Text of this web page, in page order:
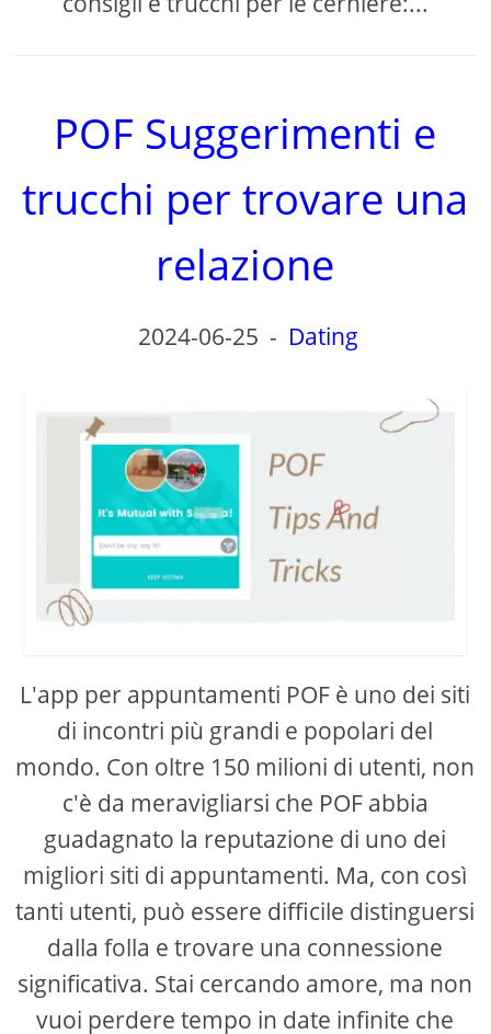
POF Suggerimenti e
trucchi per trovare una
relazione
2024-06-25 - Dating
L'app per appuntamenti POF è uno dei siti
di incontri più grandi e popolari del
mondo. Con oltre 150 milioni di utenti, non
c'è da meravigliarsi che POF abbia
guadagnato la reputazione di uno dei
migliori siti di appuntamenti. Ma, con così
tanti utenti, può essere difficile distinguersi
dalla folla e trovare una connessione
significativa. Stai cercando amore, ma non
vuoi perdere tempo in date infinite che